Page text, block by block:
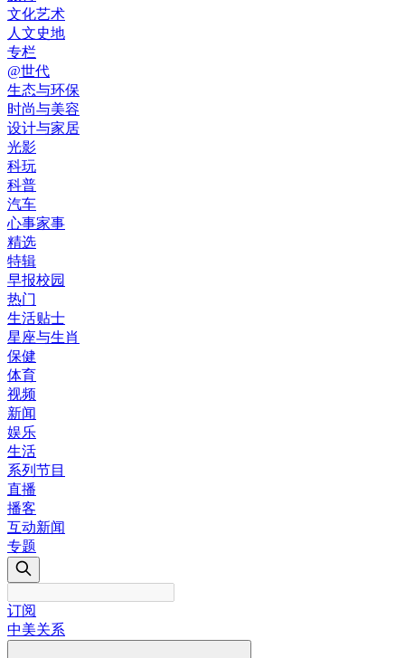
文化艺术
人文史地
专栏
@世代
生态与环保
时尚与美容
设计与家居
光影
科玩
科普
汽车
心事家事
精选
特辑
早报校园
热门
生活贴士
星座与生肖
保健
体育
视频
新闻
娱乐
生活
系列节目
直播
播客
互动新闻
专题
订阅
中美关系